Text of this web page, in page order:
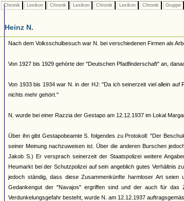
Chronik Lexikon Chronik Lexikon Chronik Lexikon Chronik Gruppe
Heinz N.
Nach dem Volksschulbesuch war N. bei verschiedenen Firmen als
Von 1927 bis 1929 gehörte der "Deutschen Pfadfinderschaft" an,
Von 1933 bis 1934 war N. in der HJ: "Da ich seinerzeit viel allein
nichts mehr gehört."
N. wurde bei einer Razzia der Gestapo am 12.12.1937 im Lokal
Über ihn gibt Gestapobeamte S. folgendes zu Protokoll: "Der
seiner Meinung nachzuweisen ist. Über die anderen Burschen
Jakob S.) Er versprach seinerzeit der Staatspolizei weitere
Heumarkt bei der Schutzpolizei auf sein angeblich gutes Verhältnis
jedoch ständig, dass diese Zusammenkünfte harmloser Art
Gedankengut der "Navajos" ergriffen sind und der auch für das
Verdunkelungsgefahr besteht, wurde N. am 12.12.1937